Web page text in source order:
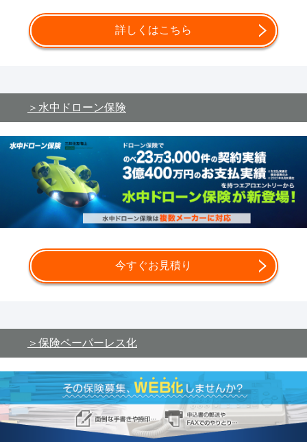
詳しくはこちら
水中ドローン保険
今すぐお見積り
保険ペーパーレス化